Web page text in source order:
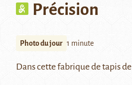
Précision
Photo du jour 1 minute
Dans cette fabrique de tapis de